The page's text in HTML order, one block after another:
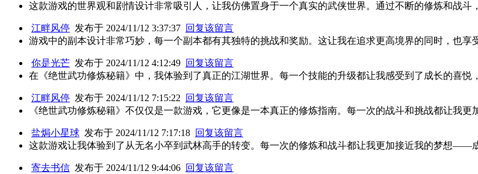
这款游戏的世界观和剧情设计非常吸引人，让我仿佛置身于一个真实的武侠世界。通过不断的修炼和战斗
江畔风停 发布于 2024/11/12 3:37:37 回复该留言
游戏中的副本设计非常巧妙，每一个副本都有其独特的挑战和奖励。这让我在追求更高境界的同时，也享
你是光芒 发布于 2024/11/12 4:12:49 回复该留言
在《绝世武功修炼秘籍》中，我体验到了真正的江湖世界。每一个技能的升级都让我感受到了成长的喜悦
江畔风停 发布于 2024/11/12 7:15:22
回复该留言
《绝世武功修炼秘籍》不仅仅是一款游戏，它更像是一本真正的修炼指南。每一次的战斗和挑战都让我更
盐焗小星球 发布于 2024/11/12 7:17:18 回复该留言
这款游戏让我体验到了从无名小卒到武林高手的转变。每一次的修炼和战斗都让我更加接近我的梦想——
寄去书信 发布于 2024/11/12 9:44:06 回复该留言